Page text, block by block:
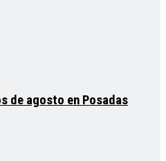
de agosto en Posadas